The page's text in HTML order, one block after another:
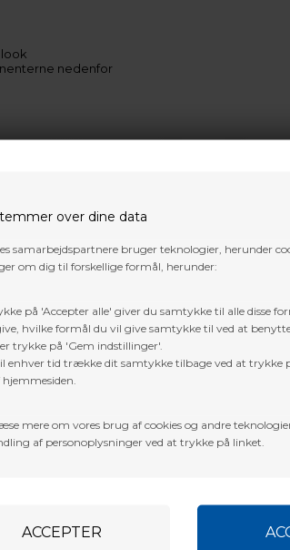
over dine data
samarbejdspartnere bruger teknologier, herunder
om dig til forskellige formål, herunder:
på 'Accepter alle' giver du samtykke til alle disse
hvilke formål du vil give samtykke til ved at
trykke på 'Gem indstillinger'.
enhver tid trække dit samtykke tilbage ved at trykke
mere om vores brug af cookies og andre
af personoplysninger ved at trykke på linket.
nedenfor
2,50DKK